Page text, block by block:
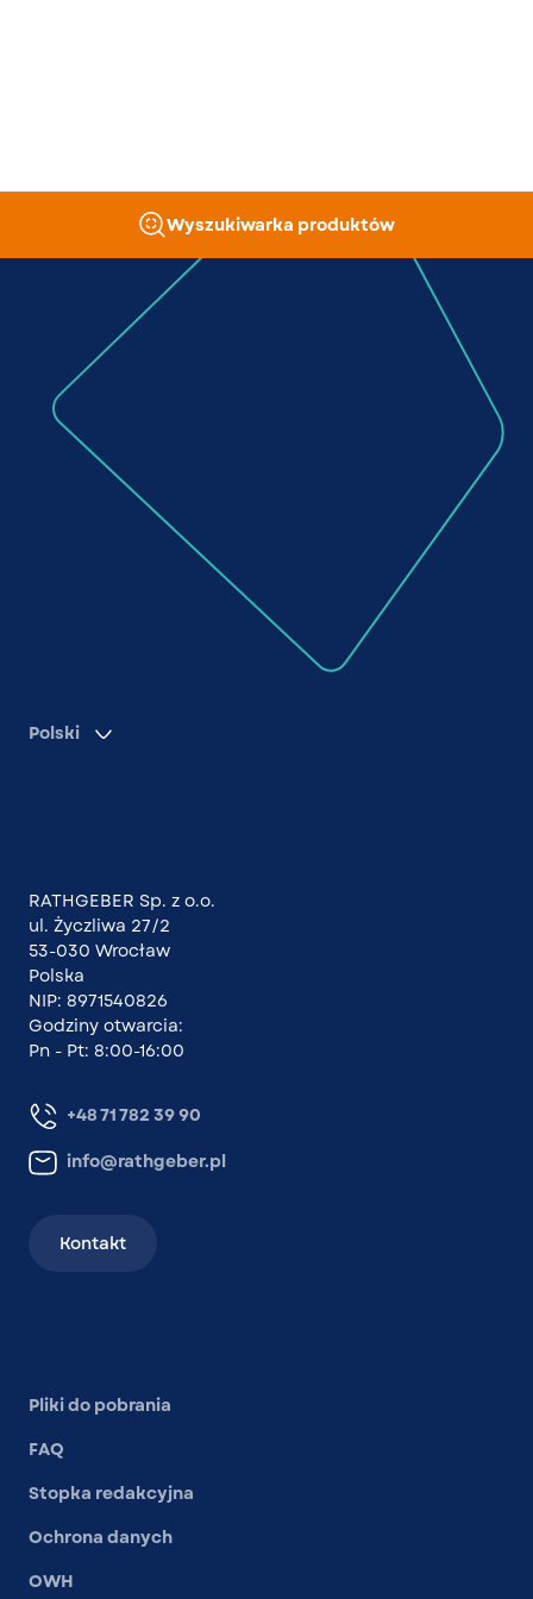
Wyszukiwarka produktów
Polski
RATHGEBER Sp. z o.o.
ul. Życzliwa 27/2
53-030 Wrocław
Polska
NIP: 8971540826
Godziny otwarcia:
Pn - Pt: 8:00-16:00
+48 71 782 39 90
info@rathgeber.pl
Kontakt
Pliki do pobrania
FAQ
Stopka redakcyjna
Ochrona danych
OWH